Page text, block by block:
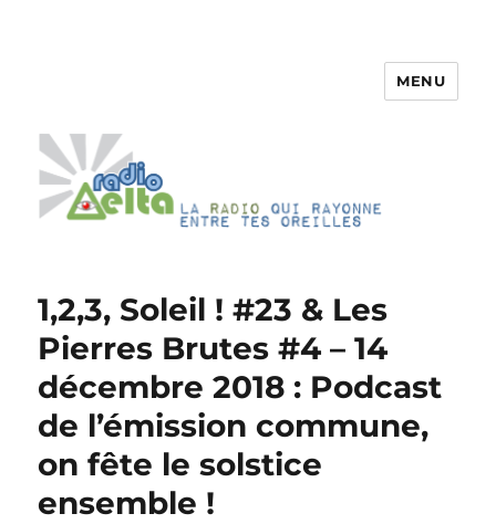
MENU
1,2,3, Soleil ! #23 & Les
Pierres Brutes #4 – 14
décembre 2018 : Podcast
de l’émission commune,
on fête le solstice
ensemble !